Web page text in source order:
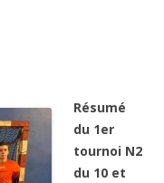
Résumé
du 1er
tournoi N2
du 10 et